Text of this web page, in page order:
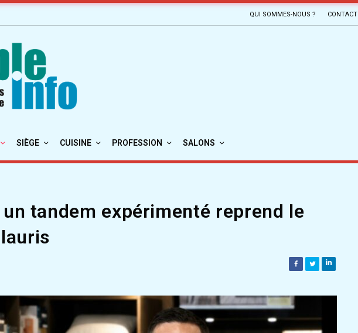
QUI SOMMES-NOUS ? CONTACT
SIÈGE CUISINE PROFESSION SALONS
tandem expérimenté reprend le